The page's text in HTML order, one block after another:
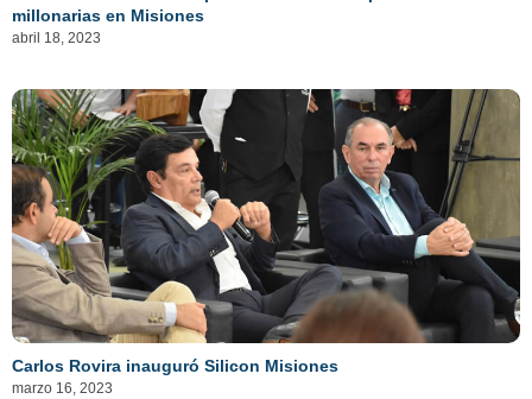
millonarias en Misiones
abril 18, 2023
Carlos Rovira inauguró Silicon Misiones
marzo 16, 2023